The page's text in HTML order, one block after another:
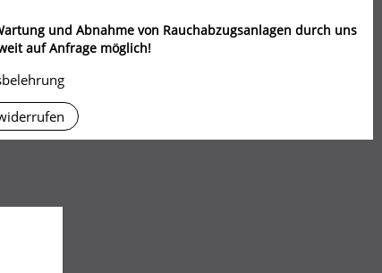
und Abnahme von Rauchabzugsanlagen durch uns
auf Anfrage möglich!